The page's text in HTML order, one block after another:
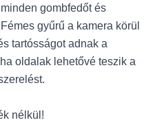
gombfedőt és
gyűrű a kamera körül
tartósságot adnak a
oldalak lehetővé teszik a
nélkül!